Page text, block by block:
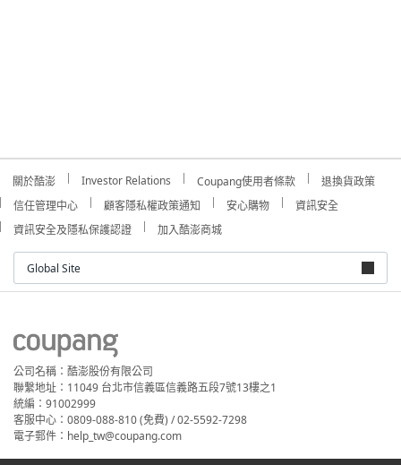
關於酷澎 Investor Relations Coupang使用者條款
退換貨政策
信任管理中心
顧客隱私權政策通知 安心購物
資訊安全
資訊安全及隱私保護認證
加入酷澎商城
Global Site
公司名稱：酷澎股份有限公司
聯繫地址：11049 台北市信義區信義路五段7號13樓之1
統編：91002999
客服中心：0809-088-810 (免費) / 02-5592-7298
電子郵件：help_tw@coupang.com